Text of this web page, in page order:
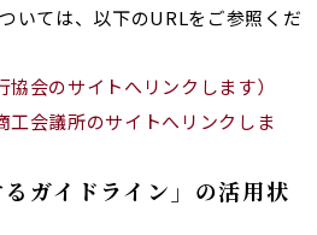
いては、以下のURLをご参照くだ
会のサイトへリンクします）
工会議所のサイトへリンクしま
るガイドライン」の活用状